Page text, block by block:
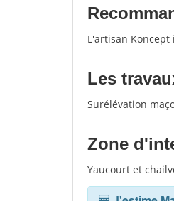
L'artisan
Les
Surélévation
Zone
Yaucourt et